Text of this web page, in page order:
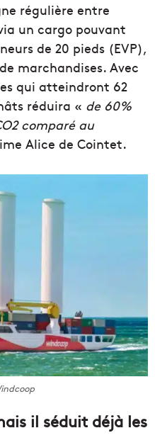
régulière entre
un cargo pouvant
de 20 pieds (EVP),
marchandises. Avec
qui atteindront 62
réduira « de 60%
comparé au
Alice de Cointet.
il séduit déjà les